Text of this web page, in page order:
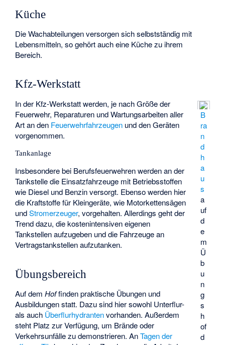
Küche
Die Wachabteilungen versorgen sich selbstständig mit
Lebensmitteln, so gehört auch eine Küche zu ihrem
Bereich.
Kfz-Werkstatt
B
ra
n
d
h
a
u
s
a
uf
d
e
m
Ü
b
u
n
g
s
h
of
d
In der Kfz-Werkstatt werden, je nach Größe der
Feuerwehr, Reparaturen und Wartungsarbeiten aller
Art an den Feuerwehrfahrzeugen und den Geräten
vorgenommen.
Tankanlage
Insbesondere bei Berufsfeuerwehren werden an der
Tankstelle die Einsatzfahrzeuge mit Betriebsstoffen
wie Diesel und Benzin versorgt. Ebenso werden hier
die Kraftstoffe für Kleingeräte, wie Motorkettensägen
undStromerzeuger, vorgehalten. Allerdings geht der
Trend dazu, die kostenintensiven eigenen
Tankstellen aufzugeben und die Fahrzeuge an
Vertragstankstellen aufzutanken.
Übungsbereich
Auf demHoffinden praktische Übungen und
Ausbildungen statt. Dazu sind hier sowohl Unterflur-
als auch Überflurhydrantenvorhanden. Außerdem
steht Platz zur Verfügung, um Brände oder
Verkehrsunfälle zu demonstrieren. AnTagen der